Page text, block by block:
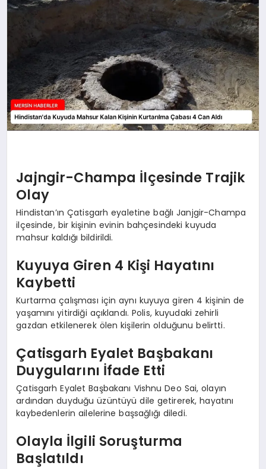
Jajngir-Champa İlçesinde Trajik
Olay
Hindistan’ın Çatisgarh eyaletine bağlı Janjgir-Champa
ilçesinde, bir kişinin evinin bahçesindeki kuyuda
mahsur kaldığı bildirildi.
Kuyuya Giren 4 Kişi Hayatını
Kaybetti
Kurtarma çalışması için aynı kuyuya giren 4 kişinin de
yaşamını yitirdiği açıklandı. Polis, kuyudaki zehirli
gazdan etkilenerek ölen kişilerin olduğunu belirtti.
Çatisgarh Eyalet Başbakanı
Duygularını İfade Etti
Çatisgarh Eyalet Başbakanı Vishnu Deo Sai, olayın
ardından duyduğu üzüntüyü dile getirerek, hayatını
kaybedenlerin ailelerine başsağlığı diledi.
Olayla İlgili Soruşturma
Başlatıldı